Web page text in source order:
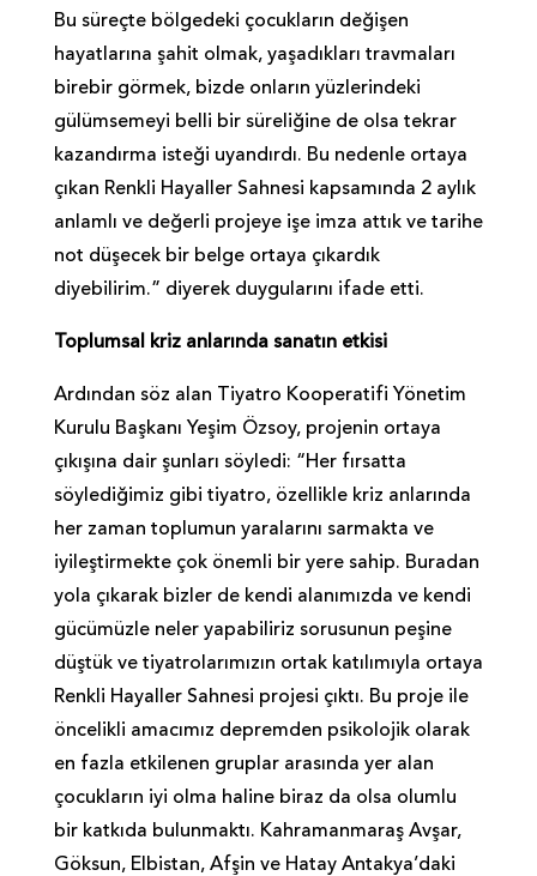
Bu süreçte bölgedeki çocukların değişen
hayatlarına şahit olmak, yaşadıkları travmaları
birebir görmek, bizde onların yüzlerindeki
gülümsemeyi belli bir süreliğine de olsa tekrar
kazandırma isteği uyandırdı. Bu nedenle ortaya
çıkan Renkli Hayaller Sahnesi kapsamında 2 aylık
anlamlı ve değerli projeye işe imza attık ve tarihe
not düşecek bir belge ortaya çıkardık
diyebilirim.” diyerek duygularını ifade etti.
Toplumsal kriz anlarında sanatın etkisi
Ardından söz alan Tiyatro Kooperatifi Yönetim
Kurulu Başkanı Yeşim Özsoy, projenin ortaya
çıkışına dair şunları söyledi: “Her fırsatta
söylediğimiz gibi tiyatro, özellikle kriz anlarında
her zaman toplumun yaralarını sarmakta ve
iyileştirmekte çok önemli bir yere sahip. Buradan
yola çıkarak bizler de kendi alanımızda ve kendi
gücümüzle neler yapabiliriz sorusunun peşine
düştük ve tiyatrolarımızın ortak katılımıyla ortaya
Renkli Hayaller Sahnesi projesi çıktı. Bu proje ile
öncelikli amacımız depremden psikolojik olarak
en fazla etkilenen gruplar arasında yer alan
çocukların iyi olma haline biraz da olsa olumlu
bir katkıda bulunmaktı. Kahramanmaraş Avşar,
Göksun, Elbistan, Afşin ve Hatay Antakya’daki